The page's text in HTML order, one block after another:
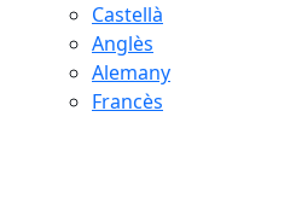
Castellà
Anglès
Alemany
Francès